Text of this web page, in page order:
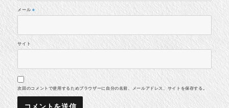
メール ※
サイト
次回のコメントで使用するためブラウザーに自分の名前、メールアドレス、サイトを保存する。